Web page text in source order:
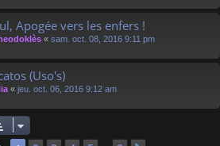
Apogée vers les enfers !
« sam. oct. 08, 2016 9:11 pm
(Uso's)
« jeu. oct. 06, 2016 9:12 am